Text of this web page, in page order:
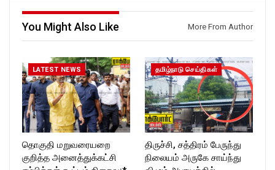
ckforttimes/
Follow us on:
You Might Also Like More From Author
LATEST NEWS
தொகுதி மறுவரையறை
குறித்த அனைத்துக்கட்சி
தமிழ்நாடு செய்திகள்
திருச்சி, சத்திரம் பேருந்து
நிலையம் அருகே சாய்ந்து